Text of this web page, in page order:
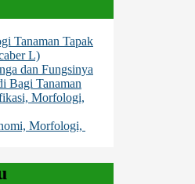
Tanaman Tapak
L)
dan Fungsinya
Bagi Tanaman
Morfologi,
Morfologi,